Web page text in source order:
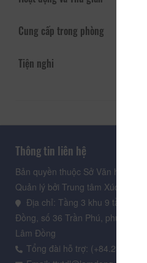
Cung cấp trong phòng
Tiện nghi
Thông tin liên hệ
Bản quyền thuộc Sở Văn hoá,
Quản lý bởi Trung tâm Xúc tiến
Địa chỉ: Tầng 3 khu 9 tầng,
Đồng, số 36 Trần Phú, phường
Lâm Đồng
Tổng đài hỗ trợ: (+84.235)